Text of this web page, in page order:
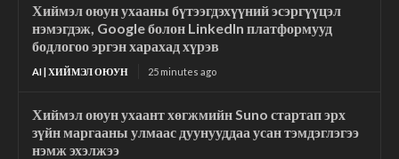
Хиймэл оюун ухааны бүтээгдэхүүний эсэргүүцэл
нэмэгдэж, Google болон LinkedIn платформууд
бодлогоо эргэн харахад хүрэв
AI | ХИЙМЭЛ ОЮУН 25 minutes ago
Хиймэл оюун ухаант хөгжмийн Suno стартап эрх
зүйн маргааны улмаас дуунууддаа усан тэмдэглэгээ
нэмж эхэлжээ